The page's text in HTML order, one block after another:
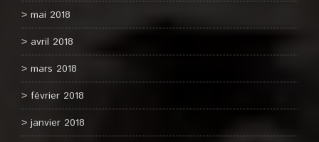
mai 2018
avril 2018
mars 2018
février 2018
janvier 2018